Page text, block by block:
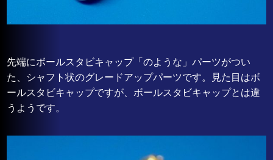
先端にボールスタビキャップ「のような」パーツがつい
た、シャフト状のグレードアップパーツです。見た目はボ
ールスタビキャップですが、ボールスタビキャップとは違
うようです。